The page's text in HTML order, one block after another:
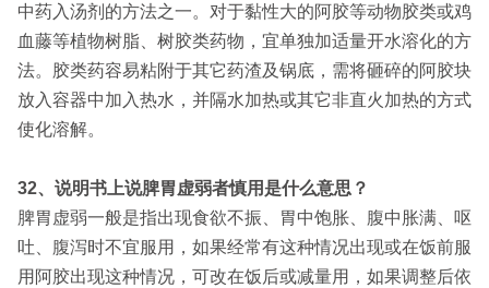
中药入汤剂的方法之一。对于黏性大的阿胶等动物胶类或鸡
血藤等植物树脂、树胶类药物，宜单独加适量开水溶化的方
法。胶类药容易粘附于其它药渣及锅底，需将砸碎的阿胶块
放入容器中加入热水，并隔水加热或其它非直火加热的方式
使化溶解。
32、说明书上说脾胃虚弱者慎用是什么意思？
脾胃虚弱一般是指出现食欲不振、胃中饱胀、腹中胀满、呕
吐、腹泻时不宜服用，如果经常有这种情况出现或在饭前服
用阿胶出现这种情况，可改在饭后或减量用，如果调整后依